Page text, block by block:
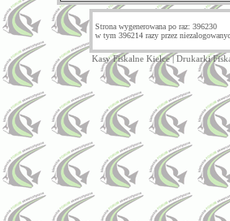
Strona wygenerowana po raz: 396230
w tym 396214 razy przez
Kasy Fiskalne Kielce|Drukarki